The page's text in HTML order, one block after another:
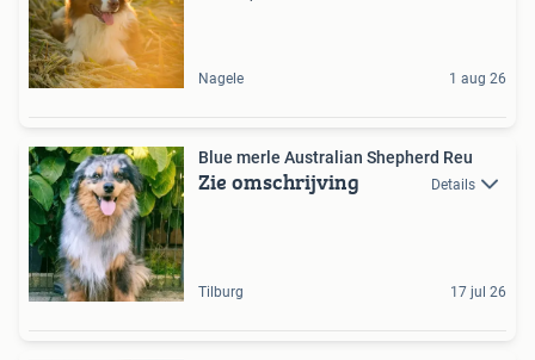
Nagele 1 aug 26
Blue merle Australian Shepherd Reu
Zie omschrijving Details
Tilburg 17 jul 26